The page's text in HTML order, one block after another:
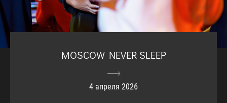
MOSCOW NEVER SLEEP
4 апреля 2026